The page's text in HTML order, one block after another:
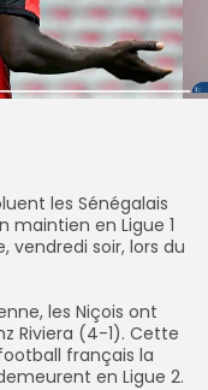
les Sénégalais
maintien en Ligue 1
vendredi soir, lors du
les Niçois ont
Riviera (4-1). Cette
français la
en Ligue 2.